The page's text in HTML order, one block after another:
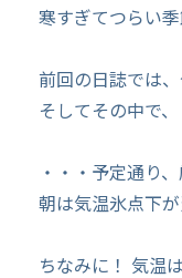
寒すぎてつらい
前回の日誌では
そしてその中で
・・・予定通り
朝は気温氷点下
ちなみに！ 気温